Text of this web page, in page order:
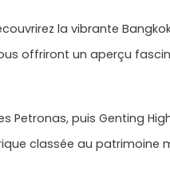
la vibrante
offriront un aperçu
Petronas, puis Genting
classée au patrimoine